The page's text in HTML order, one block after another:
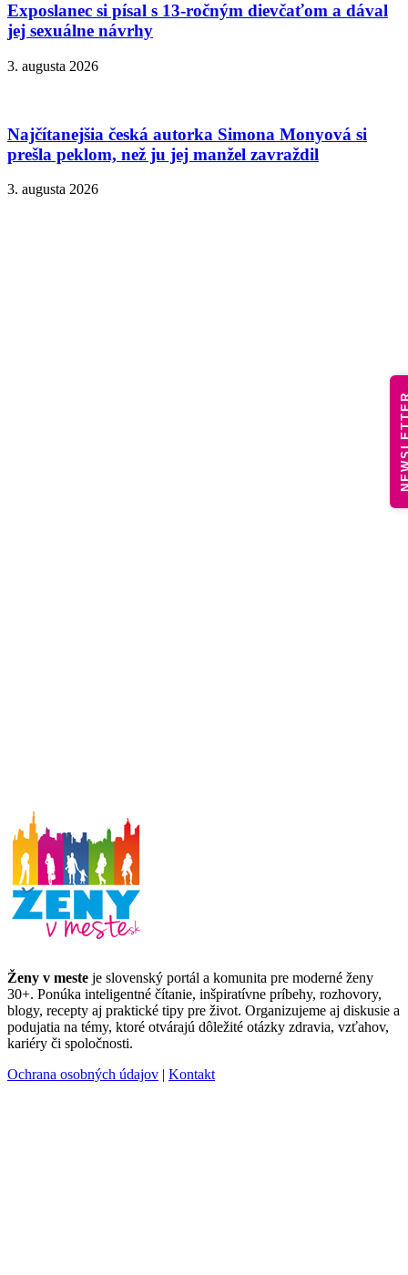
Exposlanec si písal s 13-ročným dievčaťom a dával
jej sexuálne návrhy
3. augusta 2026
Najčítanejšia česká autorka Simona Monyová si
prešla peklom, než ju jej manžel zavraždil
3. augusta 2026
Ženy v meste je slovenský portál a komunita pre moderné ženy
30+. Ponúka inteligentné čítanie, inšpiratívne príbehy, rozhovory,
blogy, recepty aj praktické tipy pre život. Organizujeme aj diskusie a
podujatia na témy, ktoré otvárajú dôležité otázky zdravia, vzťahov,
kariéry či spoločnosti.
Ochrana osobných údajov | Kontakt